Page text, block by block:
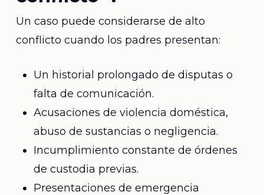
Un caso puede considerarse de alto
conflicto cuando los padres presentan:
Un historial prolongado de disputas o
falta de comunicación.
Acusaciones de violencia doméstica,
abuso de sustancias o negligencia.
Incumplimiento constante de órdenes
de custodia previas.
Presentaciones de emergencia